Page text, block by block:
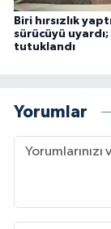
Biri hırsızlık
sürücüyü
tutuklandı
Yorumlar